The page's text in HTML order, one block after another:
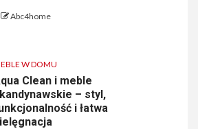
Abc4home
W DOMU
Clean i meble
– styl,
i łatwa